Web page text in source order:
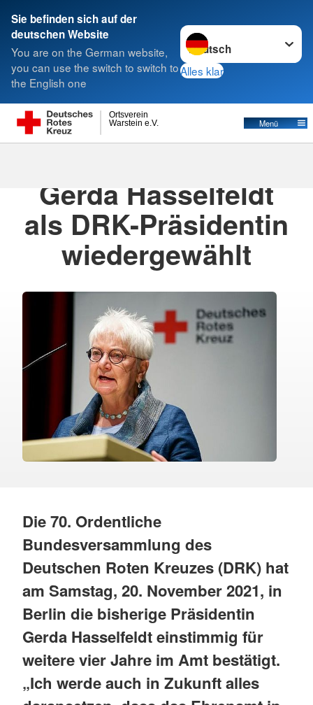
Sie befinden sich auf der
deutschen Website
You are on the German website,
you can use the switch to switch to
the English one
Sprache wechseln zu
Alles klar
Warstein e.V.
Ortsverein
Menü
Suche
Gerda Hasselfeldt
als DRK-Präsidentin
wiedergewählt
Die 70. Ordentliche
Bundesversammlung des
Deutschen Roten Kreuzes (DRK) hat
am Samstag, 20. November 2021, in
Berlin die bisherige Präsidentin
Gerda Hasselfeldt einstimmig für
weitere vier Jahre im Amt bestätigt.
„Ich werde auch in Zukunft alles